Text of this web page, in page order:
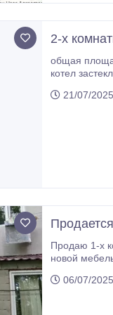
2-х
общая площадь 46, 6 м2 2 раздельные комнаты совмещенный
котел
21/07/2025
Продаю 1-х
06/07/2025